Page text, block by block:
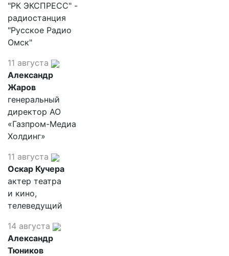
"РК ЭКСПРЕСС" -
радиостанция
"Русское Радио
Омск"
11 августа
Александр
Жаров
генеральный
директор АО
«Газпром-Медиа
Холдинг»
11 августа
Оскар Кучера
актер театра
и кино,
телеведущий
14 августа
Александр
Тюников